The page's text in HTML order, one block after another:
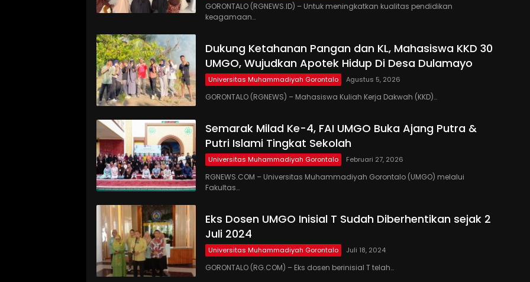
GORONTALO (RGNEWS.ID) – Untuk meningkatkan kualitas pendidikan
keagamaan…
Dukung Ketahanan Pangan dan KL, Mahasiswa KKD 30
UMGO, Wujudkan Apotek Hidup Di Desa Dulamayo
Universitas Muhammadiyah Gorontalo Agustus 5, 2026
GORONTALO (RGNEWS) – Mahasiswa Kuliah Kerja Dakwah (KKD)…
Semarak Milad Ke-4, FAI UMGO Buka Ajang Putra &
Putri Islami Tingkat Sekolah
Universitas Muhammadiyah Gorontalo Februari 27, 2026
RGNEWS.COM – Universitas Muhammadiyah Gorontalo (UMGO) melalui
Fakultas…
Eks Dosen UMGO Inisial T Sudah Diberhentikan sejak 2
Juli 2024
Universitas Muhammadiyah Gorontalo Juli 18, 2024
GORONTALO (RG.COM) – Eks dosen berinisial T telah…